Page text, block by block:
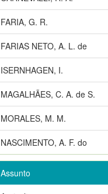
FARIA, G. R.
FARIAS NETO, A. L. de
ISERNHAGEN, I.
MAGALHÃES, C. A. de S.
MORALES, M. M.
NASCIMENTO, A. F. do
Assunto